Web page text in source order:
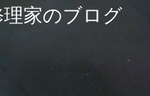
家のブログ